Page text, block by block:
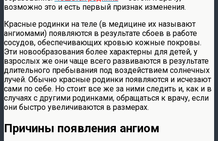
возможно это и есть первый признак изменения.
Красные родинки на теле (в медицине их называют
ангиомами) появляются в результате сбоев в работе
сосудов, обеспечивающих кровью кожные покровы.
Эти новообразования более характерны для детей, у
взрослых же они чаще всего развиваются в результате
длительного пребывания под воздействием солнечных
лучей. Обычно красные родинки появляются и исчезают
сами по себе. Но стоит все же за ними следить и, как и в
случаях с другими родинками, обращаться к врачу, если
они быстро увеличиваются в размерах.
Причины появления ангиом